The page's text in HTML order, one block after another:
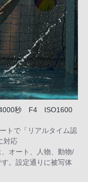
秒 F4 ISO1600
トで「リアルタイム認
対応
オート、人物、動物/
。設定通りに被写体